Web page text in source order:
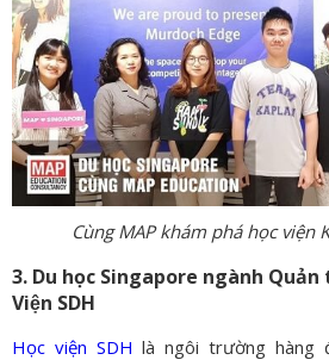
Cùng MAP khám phá học viện
3. Du học Singapore ngành
Viện SDH
Học viện SDH là ngôi trường hàng